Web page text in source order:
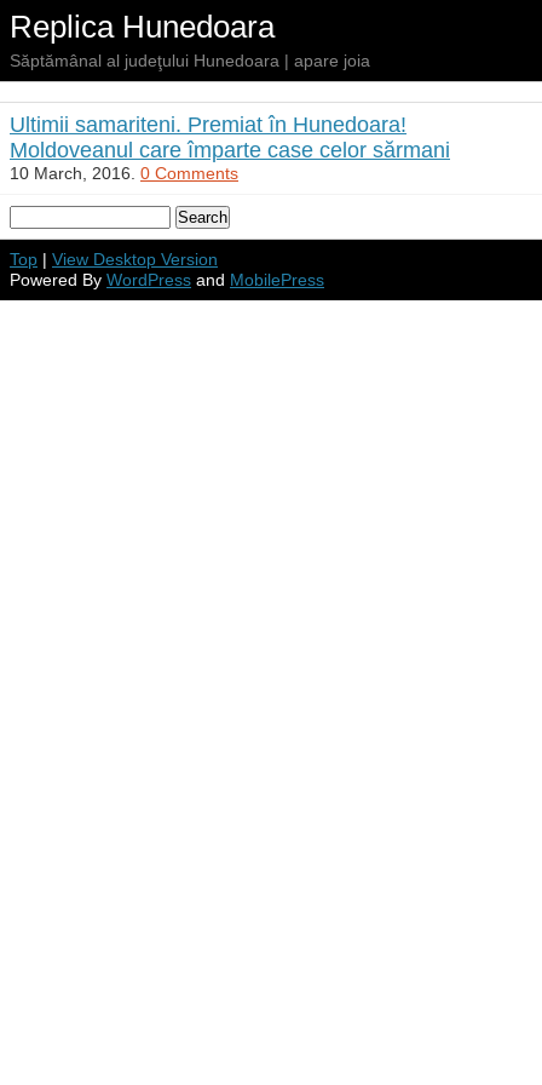
Replica Hunedoara
Săptămânal al judeţului Hunedoara | apare joia
Ultimii samariteni. Premiat în Hunedoara!
Moldoveanul care împarte case celor sărmani
10 March, 2016. 0 Comments
Top | View Desktop Version
Powered By WordPress and MobilePress